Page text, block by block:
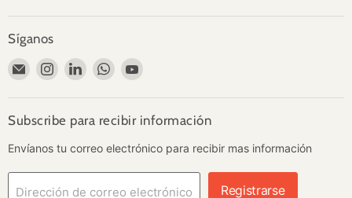
Síganos
Encuéntrenos
Correo
electrónico
Encuéntrenos
Instagram
Encuéntrenos
LinkedIn
Encuéntrenos
WhatsApp
Encuéntrenos
YouTube
Subscribe para recibir información
Envíanos tu correo electrónico para recibir mas información
Dirección de correo electrónico Registrarse